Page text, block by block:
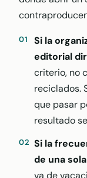
Si la
editorial
criterio, no
reciclados.
que pasar
resultado
Si la
de una
va de